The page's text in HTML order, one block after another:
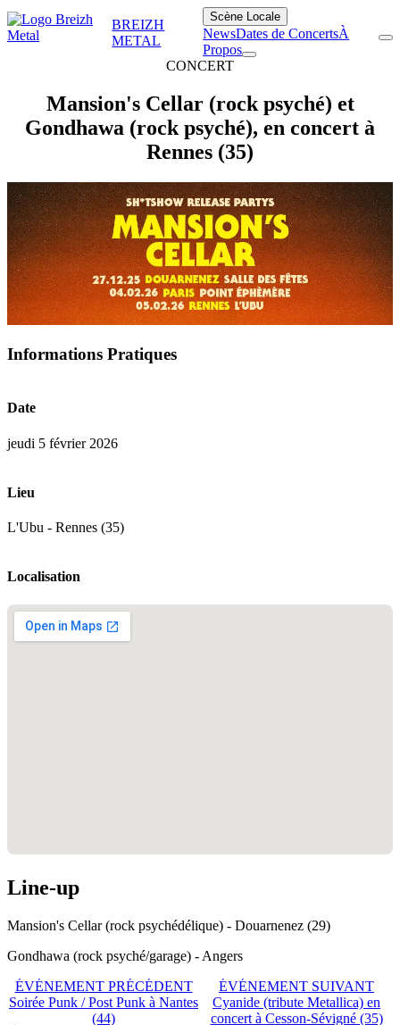
BREIZH
METAL
Scène Locale
NewsDates de ConcertsÀ
Propos
CONCERT
Mansion's Cellar (rock psyché) et
Gondhawa (rock psyché), en concert à
Rennes (35)
Informations Pratiques
Date
jeudi 5 février 2026
Lieu
L'Ubu - Rennes (35)
Localisation
Line-up
Mansion's Cellar (rock psychédélique) - Douarnenez (29)
Gondhawa (rock psyché/garage) - Angers
ÉVÉNEMENT PRÉCÉDENT
Soirée Punk / Post Punk à Nantes
(44)
ÉVÉNEMENT SUIVANT
Cyanide (tribute Metallica) en
concert à Cesson-Sévigné (35)